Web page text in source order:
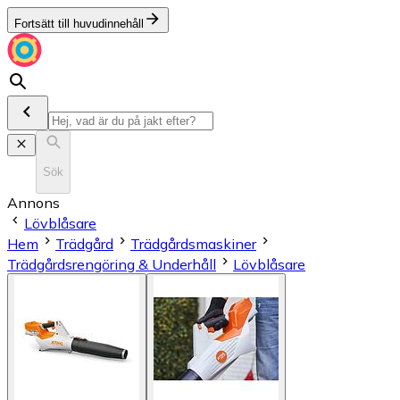
Fortsätt till huvudinnehåll
Sök
Annons
Lövblåsare
Hem
Trädgård
Trädgårdsmaskiner
Trädgårdsrengöring & Underhåll
Lövblåsare